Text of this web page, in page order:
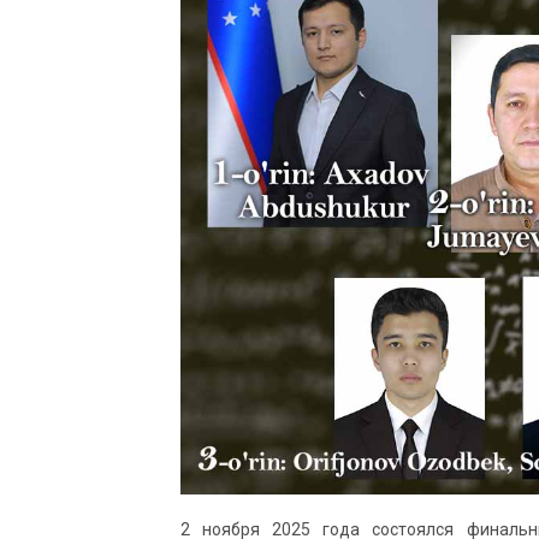
2 ноября 2025 года состоялся